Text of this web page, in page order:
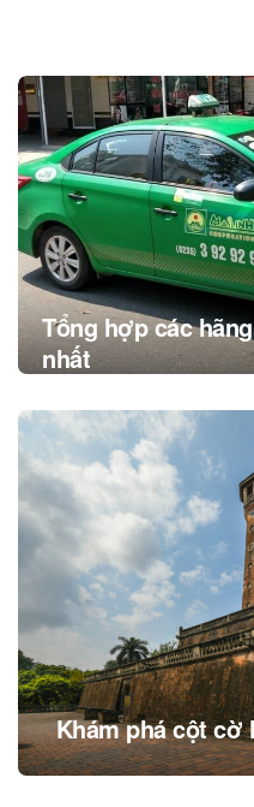
Post
navigation
Tổng hợp các
nhất
Khám phá cột cờ